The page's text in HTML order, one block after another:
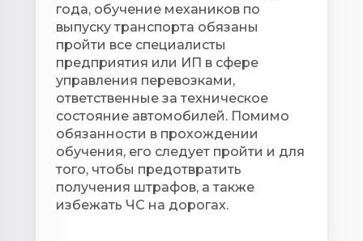
года, обучение механиков по
выпуску транспорта обязаны
пройти все специалисты
предприятия или ИП в сфере
управления перевозками,
ответственные за техническое
состояние автомобилей. Помимо
обязанности в прохождении
обучения, его следует пройти и для
того, чтобы предотвратить
получения штрафов, а также
избежать ЧС на дорогах.